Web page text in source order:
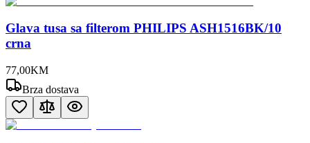
Glava tusa sa filterom PHILIPS ASH1516BK/10
crna
77,00KM
Brza dostava